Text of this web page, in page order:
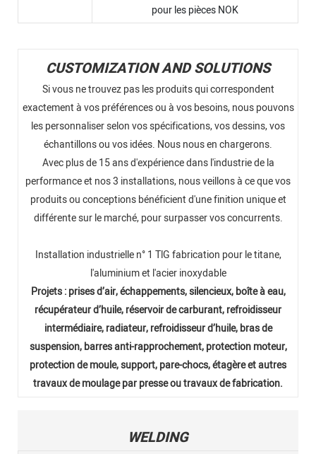
pour les pièces NOK
CUSTOMIZATION AND SOLUTIONS
Si vous ne trouvez pas les produits qui correspondent
exactement à vos préférences ou à vos besoins, nous pouvons
les personnaliser selon vos spécifications, vos dessins, vos
échantillons ou vos idées. Nous nous en chargerons.
Avec plus de 15 ans d'expérience dans l'industrie de la
performance et nos 3 installations, nous veillons à ce que vos
produits ou conceptions bénéficient d'une finition unique et
différente sur le marché, pour surpasser vos concurrents.
Installation industrielle n° 1 TlG fabrication pour le titane,
l'aluminium et l'acier inoxydable
Projets : prises d’air, échappements, silencieux, boîte à eau,
récupérateur d’huile, réservoir de carburant, refroidisseur
intermédiaire, radiateur, refroidisseur d’huile, bras de
suspension, barres anti-rapprochement, protection moteur,
protection de moule, support, pare-chocs, étagère et autres
travaux de moulage par presse ou travaux de fabrication.
WELDING